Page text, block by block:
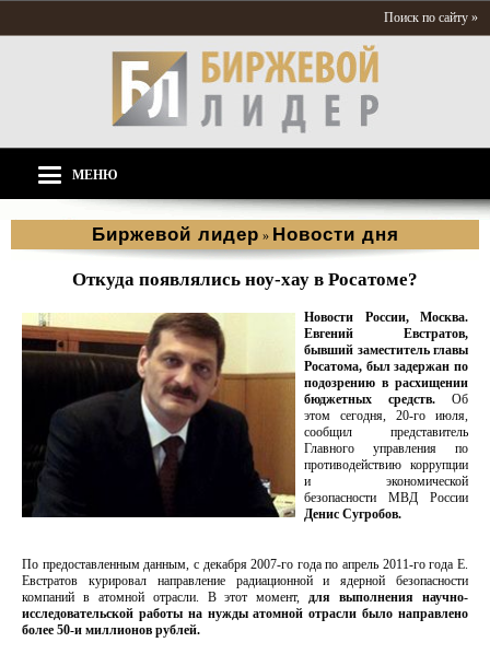
Поиск по сайту »
МЕНЮ
Биржевой лидер » Новости дня
Откуда появлялись ноу-хау в Росатоме?
Новости России, Москва.
Евгений Евстратов,
бывший заместитель главы
Росатома, был задержан по
подозрению в расхищении
бюджетных средств. Об
этом сегодня, 20-го июля,
сообщил представитель
Главного управления по
противодействию коррупции
и экономической
безопасности МВД России
Денис Сугробов.
По предоставленным данным, с декабря 2007-го года по апрель 2011-го года Е.
Евстратов курировал направление радиационной и ядерной безопасности
компаний в атомной отрасли. В этот момент,для выполнения научно-
исследовательской работы на нужды атомной отрасли было направлено
более 50-и миллионов рублей.